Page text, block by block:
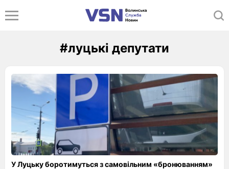
#луцькі депутати
У Луцьку боротимуться з самовільним «бронюванням»